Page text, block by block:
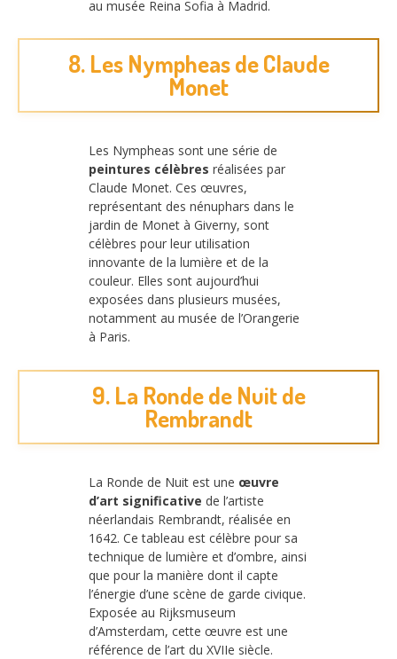
au musée Reina Sofia à Madrid.
8. Les Nympheas de Claude
Monet
Les Nympheas sont une série de
peintures célèbres réalisées par
Claude Monet. Ces œuvres,
représentant des nénuphars dans le
jardin de Monet à Giverny, sont
célèbres pour leur utilisation
innovante de la lumière et de la
couleur. Elles sont aujourd’hui
exposées dans plusieurs musées,
notamment au musée de l’Orangerie
à Paris.
9. La Ronde de Nuit de
Rembrandt
La Ronde de Nuit est une œuvre
d’art significative de l’artiste
néerlandais Rembrandt, réalisée en
1642. Ce tableau est célèbre pour sa
technique de lumière et d’ombre, ainsi
que pour la manière dont il capte
l’énergie d’une scène de garde civique.
Exposée au Rijksmuseum
d’Amsterdam, cette œuvre est une
référence de l’art du XVIIe siècle.